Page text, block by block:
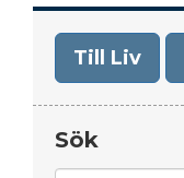
Till Liv
Sök